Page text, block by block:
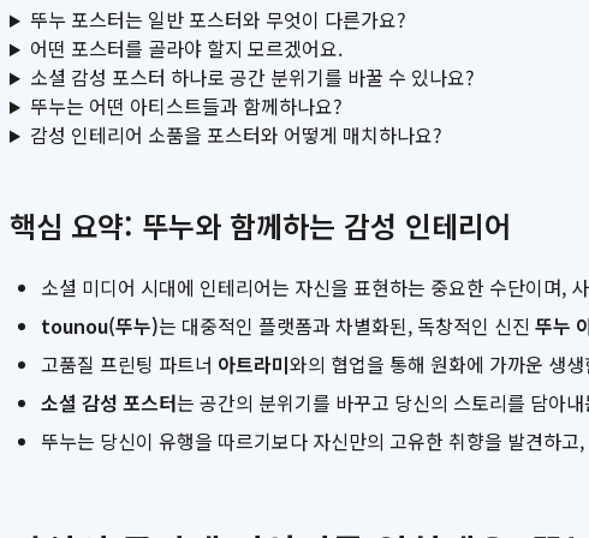
뚜누 포스터는 일반 포스터와 무엇이 다른가요?
어떤 포스터를 골라야 할지 모르겠어요.
소셜 감성 포스터 하나로 공간 분위기를 바꿀 수 있나요?
뚜누는 어떤 아티스트들과 함께하나요?
감성 인테리어 소품을 포스터와 어떻게 매치하나요?
핵심 요약: 뚜누와 함께하는 감성 인테리어
소셜 미디어 시대에 인테리어는 자신을 표현하는 중요한 수단이며,
tounou(뚜누)는 대중적인 플랫폼과 차별화된, 독창적인 신진 뚜누
고품질 프린팅 파트너 아트라미와의 협업을 통해 원화에 가까운 생
소셜 감성 포스터는 공간의 분위기를 바꾸고 당신의 스토리를 담아
뚜누는 당신이 유행을 따르기보다 자신만의 고유한 취향을 발견하